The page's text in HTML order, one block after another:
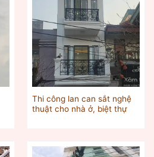
Thi công lan can sắt nghệ
thuật cho nhà ở, biệt thự